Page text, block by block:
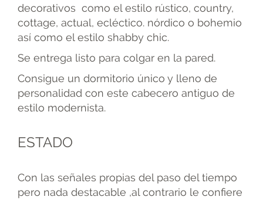
decorativos como el estilo rústico, country,
cottage, actual, ecléctico. nórdico o bohemio
así como el estilo shabby chic.
Se entrega listo para colgar en la pared.
Consigue un dormitorio único y lleno de
personalidad con este cabecero antiguo de
estilo modernista.
ESTADO
Con las señales propias del paso del tiempo
pero nada destacable ,al contrario le confiere